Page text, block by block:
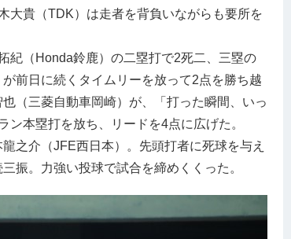
大貴（TDK）は走者を背負いながらも要所を
（Honda鈴鹿）の二塁打で2死二、三塁の
前日に続くタイムリーを放って2点を勝ち越
（三菱自動車岡崎）が、「打った瞬間、いっ
本塁打を放ち、リードを4点に広げた。
之介（JFE西日本）。先頭打者に死球を与え
振。力強い投球で試合を締めくくった。